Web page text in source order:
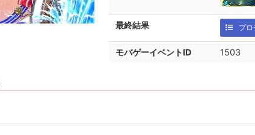
最終結果 プ
モバゲーイベントID 1503